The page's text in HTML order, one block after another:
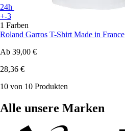
24h
+-3
1 Farben
Roland Garros T-Shirt Made in France
Ab 39,00 €
28,36 €
10 von 10 Produkten
Alle unsere Marken